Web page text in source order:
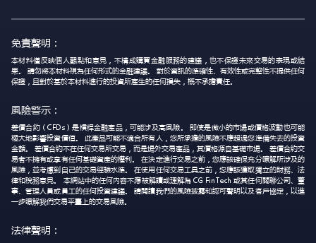
免責聲明：
本材料僅反映個人觀點和意見，不構成購買金融服務的建議，也不保證未來交易的表現或結
果。 請勿將本材料視為任何形式的金融建議。 對於資訊的準確性、有效性或完整性不提供任何
保證，且對於基於本材料進行的投資所產生的任何損失，概不承擔責任。
風險警示：
差價合約（CFDs）是槓桿金融產品，可能涉及高風險。 即使是微小的市場或價格波動也可能
極大地影響投資價值。 此產品可能不適合所有人，您所承擔的風險不應超過您準備失去的投資
金額。 差價合約不在任何交易所交易，而是場外交易產品，其價格源自基礎市場。 差價合約交
易者不擁有或享有任何基礎資產的權利。 在決定進行交易之前，您應該確保充分瞭解所涉及的
風險，並考慮到自己的交易經驗水準。 在使用任何交易工具之前，您應該獲取獨立的財務、法
律和稅務意見。 本網站中的任何內容不應被解讀或理解為 CG FinTech 或其任何關聯公司、董
事、管理人員或員工的任何投資建議。 請閱讀我們的風險披露和認可聲明以及客戶協定，以進
一步瞭解我們交易平臺上的交易風險。
法律聲明：